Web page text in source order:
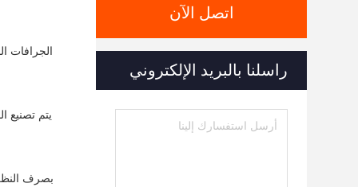
اتصل الآن
راسلنا بالبريد الإلكتروني